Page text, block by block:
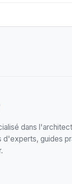
dans
d'experts, guides